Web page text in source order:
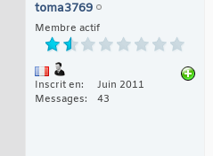
toma3769
Membre actif
Inscrit en
Juin 2011
Messages
43